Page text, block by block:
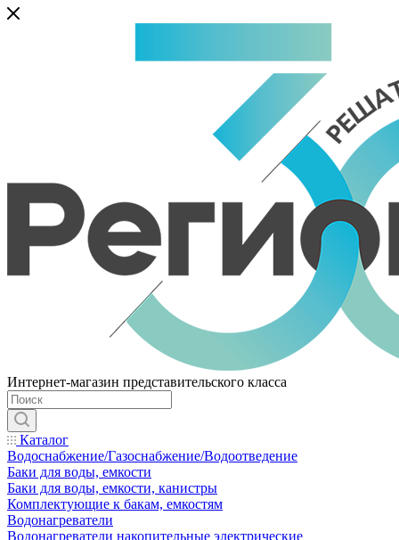
Интернет-магазин представительского класса
Каталог
Водоснабжение/Газоснабжение/Водоотведение
Баки для воды, емкости
Баки для воды, емкости, канистры
Комплектующие к бакам, емкостям
Водонагреватели
Водонагреватели накопительные электрические